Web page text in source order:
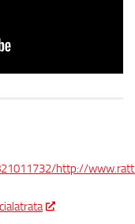
http://